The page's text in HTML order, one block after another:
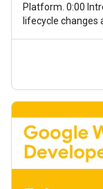
Platform. 0:00
lifecycle changes